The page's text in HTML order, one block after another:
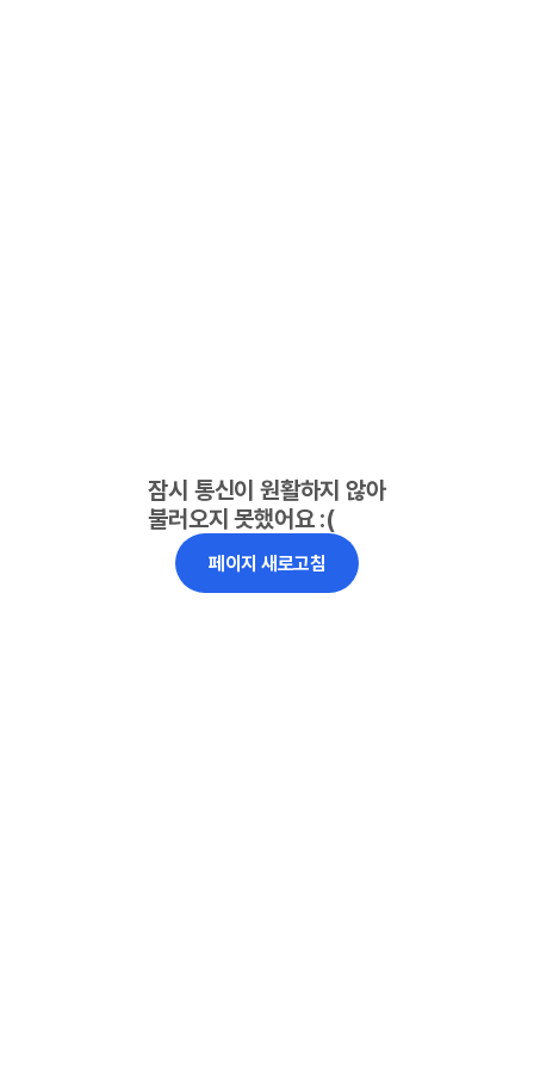
잠시 통신이 원활하지 않아
불러오지 못했어요 :(
페이지 새로고침